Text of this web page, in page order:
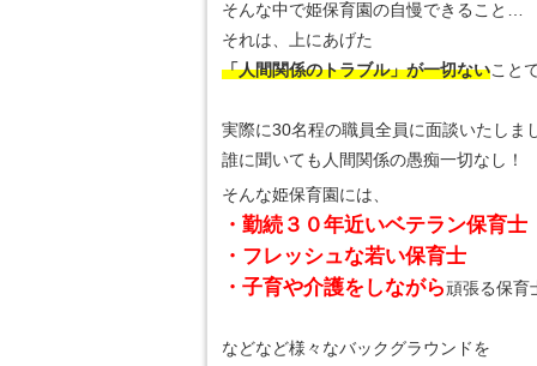
そんな中で姫保育園の自慢できること…
それは、上にあげた
「人間関係のトラブル」が一切ないこと
実際に30名程の職員全員に面談いたしま
誰に聞いても人間関係の愚痴一切なし！
そんな姫保育園には、
・勤続３０年近いベテラン保育士
・フレッシュな若い保育士
・子育や介護をしながら頑張る保育
などなど様々なバックグラウンドを